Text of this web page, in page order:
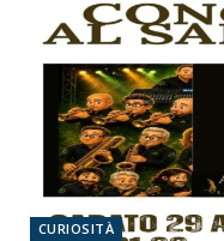
CURIOSITÀ